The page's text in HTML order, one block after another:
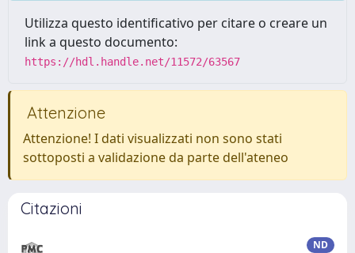
Utilizza questo identificativo per citare o creare un
link a questo documento:
https://hdl.handle.net/11572/63567
Attenzione
Attenzione! I dati visualizzati non sono stati
sottoposti a validazione da parte dell'ateneo
Citazioni
ND